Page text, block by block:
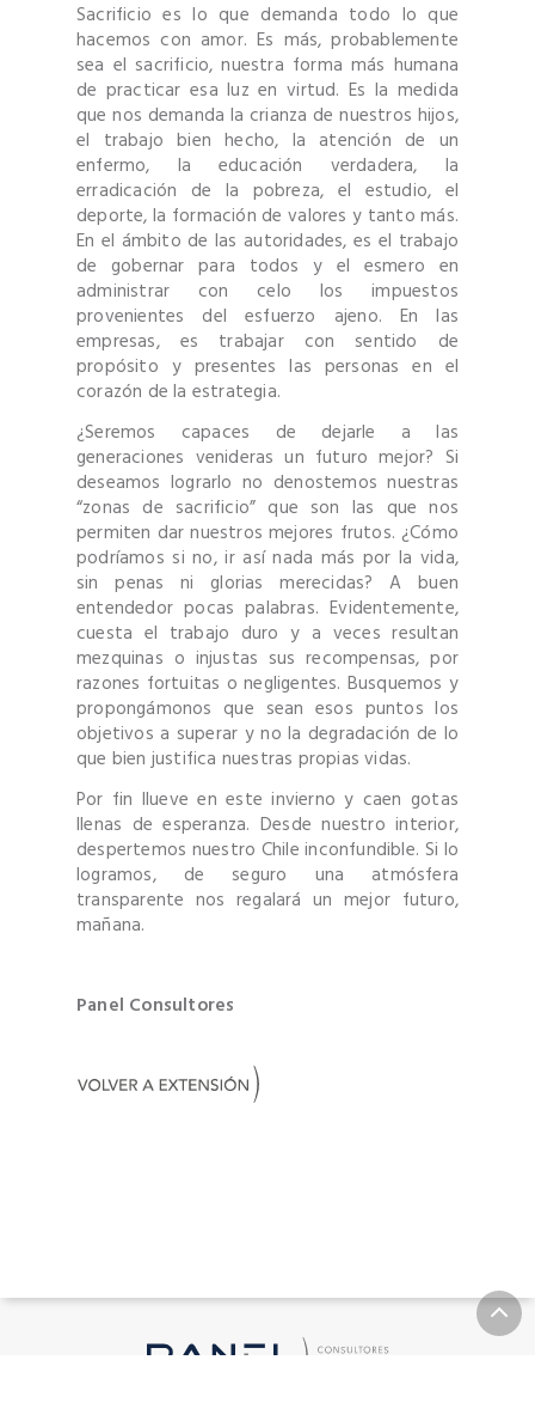
Sacrificio es lo que demanda todo lo que
hacemos con amor. Es más, probablemente
sea el sacrificio, nuestra forma más humana
de practicar esa luz en virtud. Es la medida
que nos demanda la crianza de nuestros hijos,
el trabajo bien hecho, la atención de un
enfermo, la educación verdadera, la
erradicación de la pobreza, el estudio, el
deporte, la formación de valores y tanto más.
En el ámbito de las autoridades, es el trabajo
de gobernar para todos y el esmero en
administrar con celo los impuestos
provenientes del esfuerzo ajeno. En las
empresas, es trabajar con sentido de
propósito y presentes las personas en el
corazón de la estrategia.
¿Seremos capaces de dejarle a las
generaciones venideras un futuro mejor? Si
deseamos lograrlo no denostemos nuestras
“zonas de sacrificio” que son las que nos
permiten dar nuestros mejores frutos. ¿Cómo
podríamos si no, ir así nada más por la vida,
sin penas ni glorias merecidas? A buen
entendedor pocas palabras. Evidentemente,
cuesta el trabajo duro y a veces resultan
mezquinas o injustas sus recompensas, por
razones fortuitas o negligentes. Busquemos y
propongámonos que sean esos puntos los
objetivos a superar y no la degradación de lo
que bien justifica nuestras propias vidas.
Por fin llueve en este invierno y caen gotas
llenas de esperanza. Desde nuestro interior,
despertemos nuestro Chile inconfundible. Si lo
logramos, de seguro una atmósfera
transparente nos regalará un mejor futuro,
mañana.
Panel Consultores